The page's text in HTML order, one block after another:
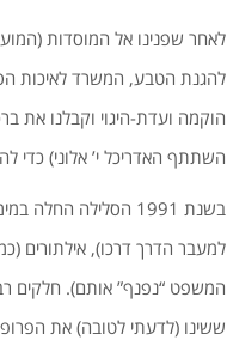
לאחר שפנינו אל המוסדות
להגנת הטבע, המשרד לאיכות
השתתף האדריכל י’ אלוני) כדי
בשנת 1991 הסלילה
למעבר הדרך דרכו), אילתורים
המשפט “נפנף” אותם). חלקים
ששינו (לדעתי לטובה) את